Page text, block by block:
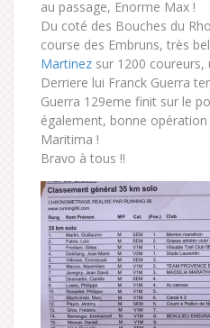
au passage, Enorme Max !
Du coté des Bouches du
course des Embruns, très
Martinez sur 1200 coureurs,
Derriere lui Franck Guerra
Guerra 129eme finit sur le
également, bonne
Maritima !
Bravo à tous !!